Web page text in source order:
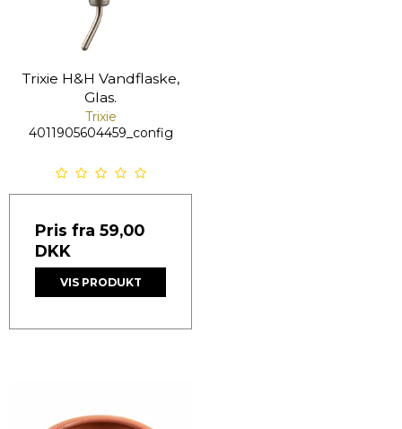
Trixie H&H Vandflaske,
Glas.
Trixie
4011905604459_config
Pris fra 59,00
DKK
VIS PRODUKT